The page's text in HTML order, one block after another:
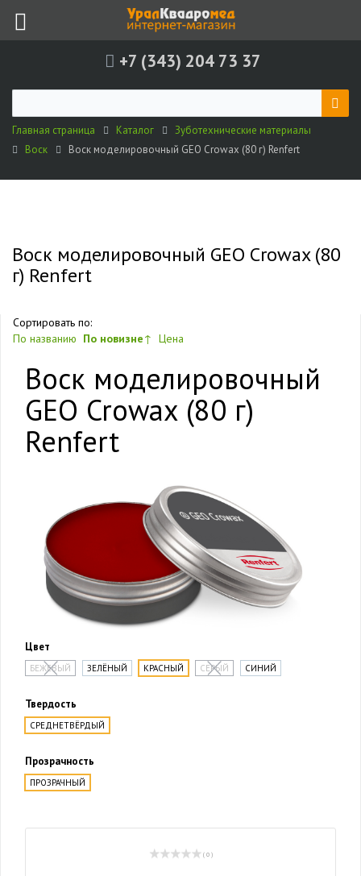
+7 (343) 204 73 37
Главная страница Каталог
Зуботехнические материалы
Воск
Воск моделировочный GEO Crowax (80 г) Renfert
Воск моделировочный GEO Crowax (80
г) Renfert
Сортировать по:
По названию По новизне↑ Цена
Воск моделировочный
GEO Crowax (80 г)
Renfert
Цвет
БЕЖЕВЫЙ ЗЕЛЁНЫЙ КРАСНЫЙ СЕРЫЙ СИНИЙ
Твердость
СРЕДНЕТВЁРДЫЙ
Прозрачность
ПРОЗРАЧНЫЙ
( 0 )